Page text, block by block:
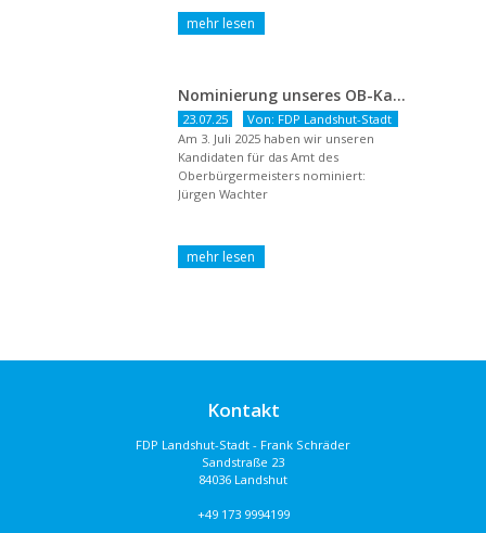
Nominierung unseres OB-Kandidaten
23.07.25
Von: FDP Landshut-Stadt
Am 3. Juli 2025 haben wir unseren
Kandidaten für das Amt des
Oberbürgermeisters nominiert:
Jürgen Wachter
Kontakt
FDP Landshut-Stadt - Frank Schräder
Sandstraße 23
84036 Landshut
+49 173 9994199